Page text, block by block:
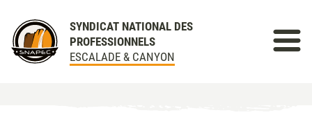
SYNDICAT NATIONAL DES
PROFESSIONNELS
ESCALADE & CANYON